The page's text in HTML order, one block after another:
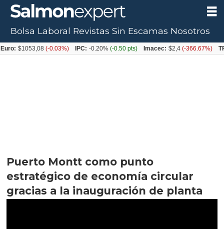
Puerto Montt como punto
estratégico de economía circular
gracias a la inauguración de planta
Bolsa Laboral Revistas Sin Escamas Nosotros
(-0.03%) IPC: -0.20%(-0.50 pts) Imacec: $2,4(-366.67%) TPM: